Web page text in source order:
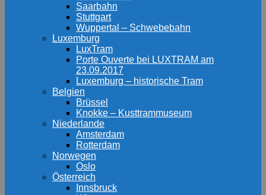
Saarbahn
Stuttgart
Wuppertal – Schwebebahn
Luxemburg
LuxTram
Porte Ouverte bei LUXTRAM am
23.09.2017
Luxemburg – historische Tram
Belgien
Brüssel
Knokke – Kusttrammuseum
Niederlande
Amsterdam
Rotterdam
Norwegen
Oslo
Österreich
Innsbruck